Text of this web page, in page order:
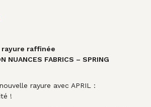
rayure raffinée
NUANCES FABRICS – SPRING
rayure avec APRIL :
!